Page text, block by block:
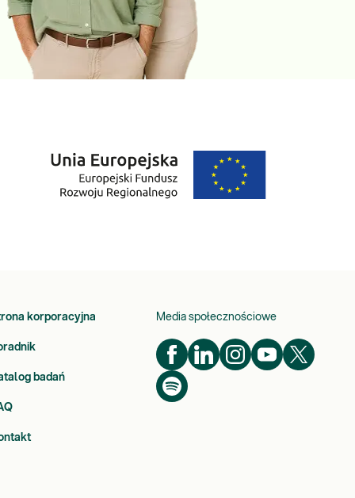
korporacyjna
badań
Media społecznościowe